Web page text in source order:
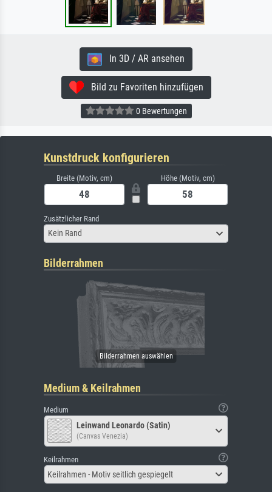
In 3D / AR ansehen
Bild zu Favoriten hinzufügen
0 Bewertungen
Kunstdruck konfigurieren
Breite (Motiv, cm) Höhe (Motiv, cm)
Zusätzlicher Rand
Kein Rand
Bilderrahmen
Medium & Keilrahmen
Medium
Leinwand Leonardo (Satin)
(Canvas Venezia)
Keilrahmen
Keilrahmen - Motiv seitlich gespiegelt